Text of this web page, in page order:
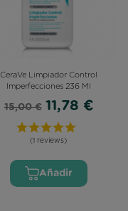
CeraVe Limpiador Control
Imperfecciones 236 Ml
15,00 € 11,78 €
(1 reviews)
Añadir